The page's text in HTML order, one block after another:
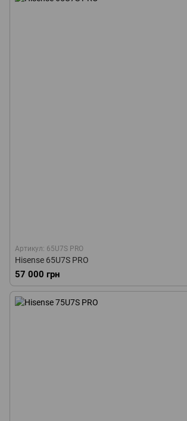
Артикул: 65U7S PRO
Hisense 65U7S PRO
57 000 грн